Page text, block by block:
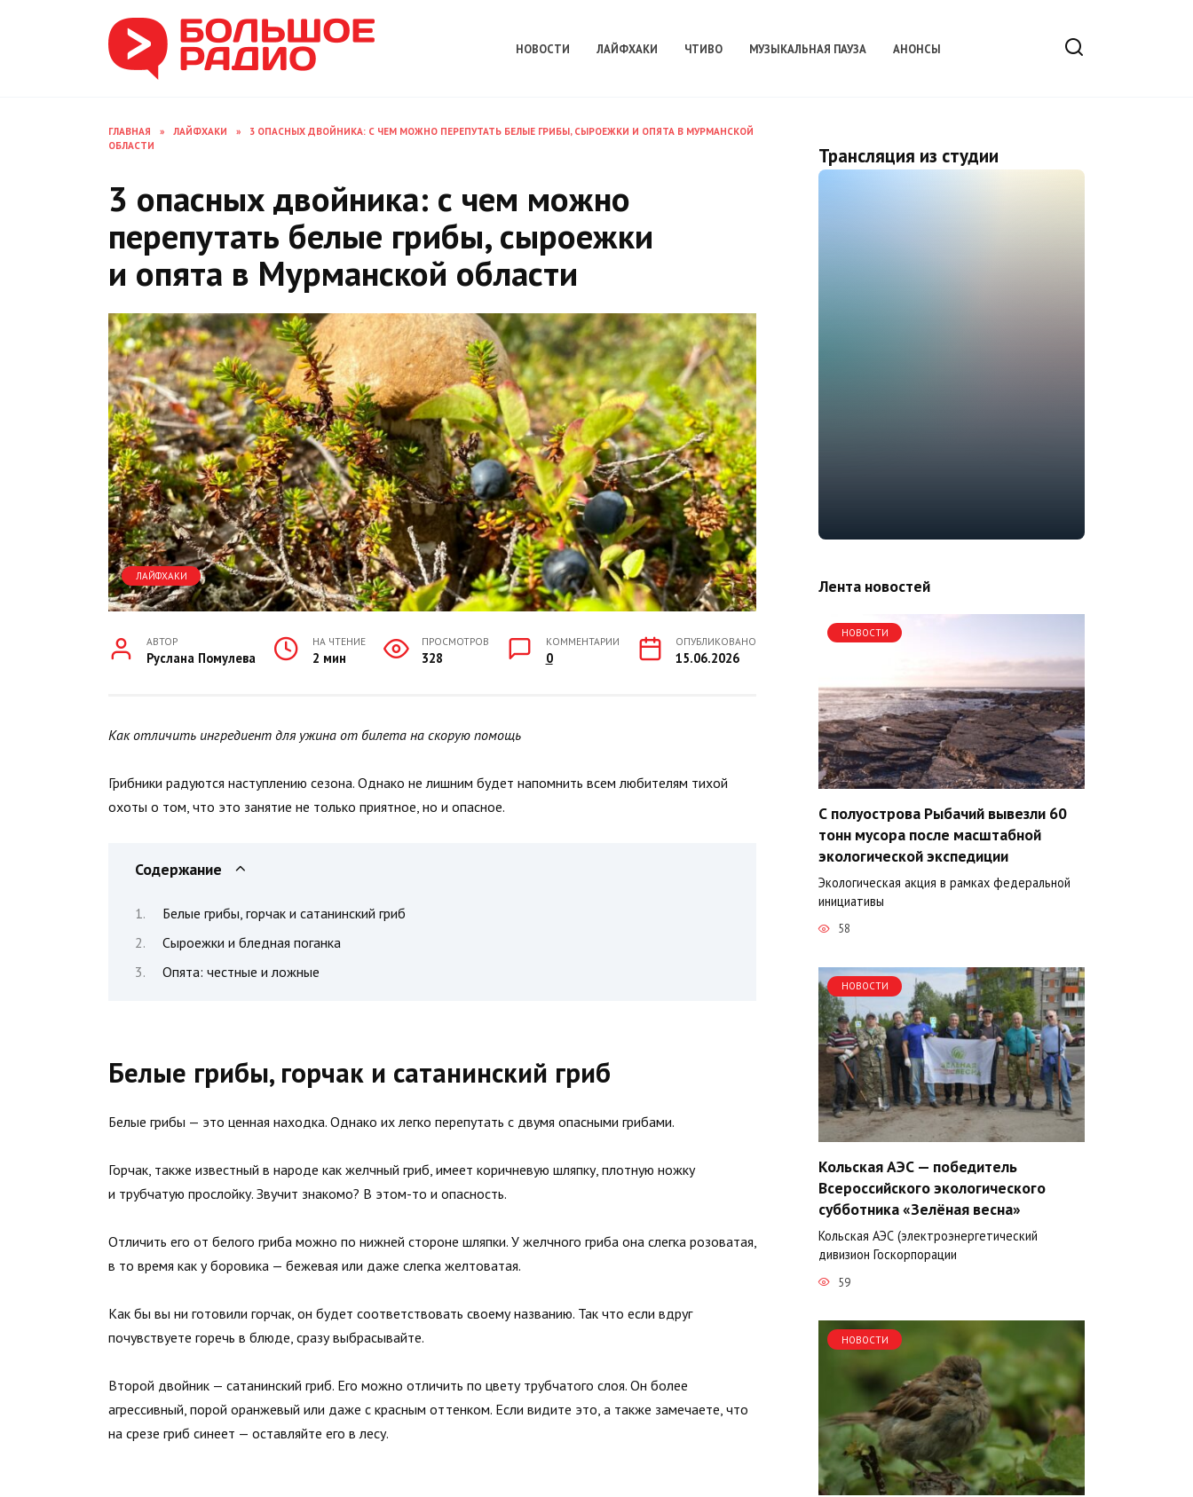
НОВОСТИ ЛАЙФХАКИ ЧТИВО МУЗЫКАЛЬНАЯ ПАУЗА АНОНСЫ
ГЛАВНАЯ » ЛАЙФХАКИ »
3 ОПАСНЫХ ДВОЙНИКА: С ЧЕМ МОЖНО ПЕРЕПУТАТЬ БЕЛЫЕ ГРИБЫ, СЫРОЕЖКИ И ОПЯТА В МУРМАНСКОЙ
ОБЛАСТИ
3 опасных двойника: с чем можно
перепутать белые грибы, сыроежки
и опята в Мурманской области
ЛАЙФХАКИ
АВТОР
Руслана Помулева
НА ЧТЕНИЕ
2 мин
ПРОСМОТРОВ
328
КОММЕНТАРИИ
0
ОПУБЛИКОВАНО
15.06.2026
Как отличить ингредиент для ужина от билета на скорую помощь
Грибники радуются наступлению сезона. Однако не лишним будет напомнить всем любителям тихой
охоты о том, что это занятие не только приятное, но и опасное.
Содержание
Белые грибы, горчак и сатанинский гриб
Сыроежки и бледная поганка
Опята: честные и ложные
Белые грибы, горчак и сатанинский гриб
Белые грибы — это ценная находка. Однако их легко перепутать с двумя опасными грибами.
Горчак, также известный в народе как желчный гриб, имеет коричневую шляпку, плотную ножку
и трубчатую прослойку. Звучит знакомо? В этом-то и опасность.
Отличить его от белого гриба можно по нижней стороне шляпки. У желчного гриба она слегка розоватая,
в то время как у боровика — бежевая или даже слегка желтоватая.
Как бы вы ни готовили горчак, он будет соответствовать своему названию. Так что если вдруг
почувствуете горечь в блюде, сразу выбрасывайте.
Второй двойник — сатанинский гриб. Его можно отличить по цвету трубчатого слоя. Он более
агрессивный, порой оранжевый или даже с красным оттенком. Если видите это, а также замечаете, что
на срезе гриб синеет — оставляйте его в лесу.
Трансляция из студии
Лента новостей
НОВОСТИ
С полуострова Рыбачий вывезли 60
тонн мусора после масштабной
экологической экспедиции
Экологическая акция в рамках федеральной
инициативы
58
НОВОСТИ
Кольская АЭС — победитель
Всероссийского экологического
субботника «Зелёная весна»
Кольская АЭС (электроэнергетический
дивизион Госкорпорации
59
НОВОСТИ